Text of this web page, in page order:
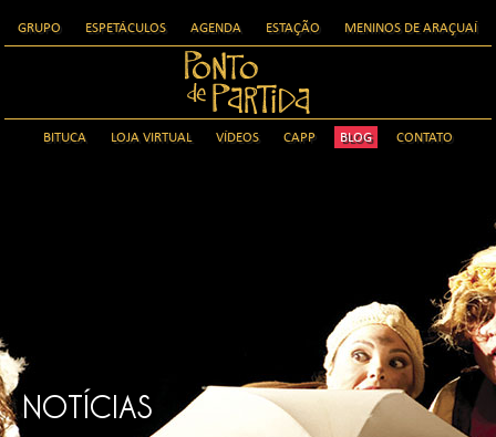
GRUPO ESPETÁCULOS AGENDA ESTAÇÃO MENINOS DE ARAÇUAÍ
BITUCA LOJA VIRTUAL VÍDEOS CAPP BLOG CONTATO
NOTÍCIAS